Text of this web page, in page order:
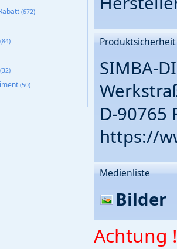
(672)
(84)
(32)
(50)
Produktsicherheit
SIMBA-
D-90765
https://
Medienliste
Bilder
Achtung